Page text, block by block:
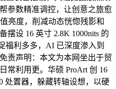
参数精准调控，让创意之旅愈
亮度，削减动态恍惚残影和
摆设 16 英寸 2.8K 1000nits 的
福利多多，AI 已深度渗入到
责声明：本文为本网坐出于贸
常利用更。华硕 ProArt 创 16
处置器，躲藏转轴设想，以硬